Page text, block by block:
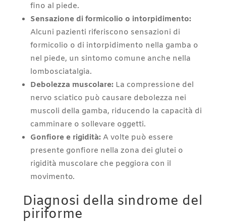
fino al piede.
Sensazione di formicolio o intorpidimento:
Alcuni pazienti riferiscono sensazioni di
formicolio o di intorpidimento nella gamba o
nel piede, un sintomo comune anche nella
lombosciatalgia.
Debolezza muscolare:La compressione del
nervo sciatico può causare debolezza nei
muscoli della gamba, riducendo la capacità di
camminare o sollevare oggetti.
Gonfiore e rigidità:A volte può essere
presente gonfiore nella zona dei glutei o
rigidità muscolare che peggiora con il
movimento.
Diagnosi della sindrome del
piriforme